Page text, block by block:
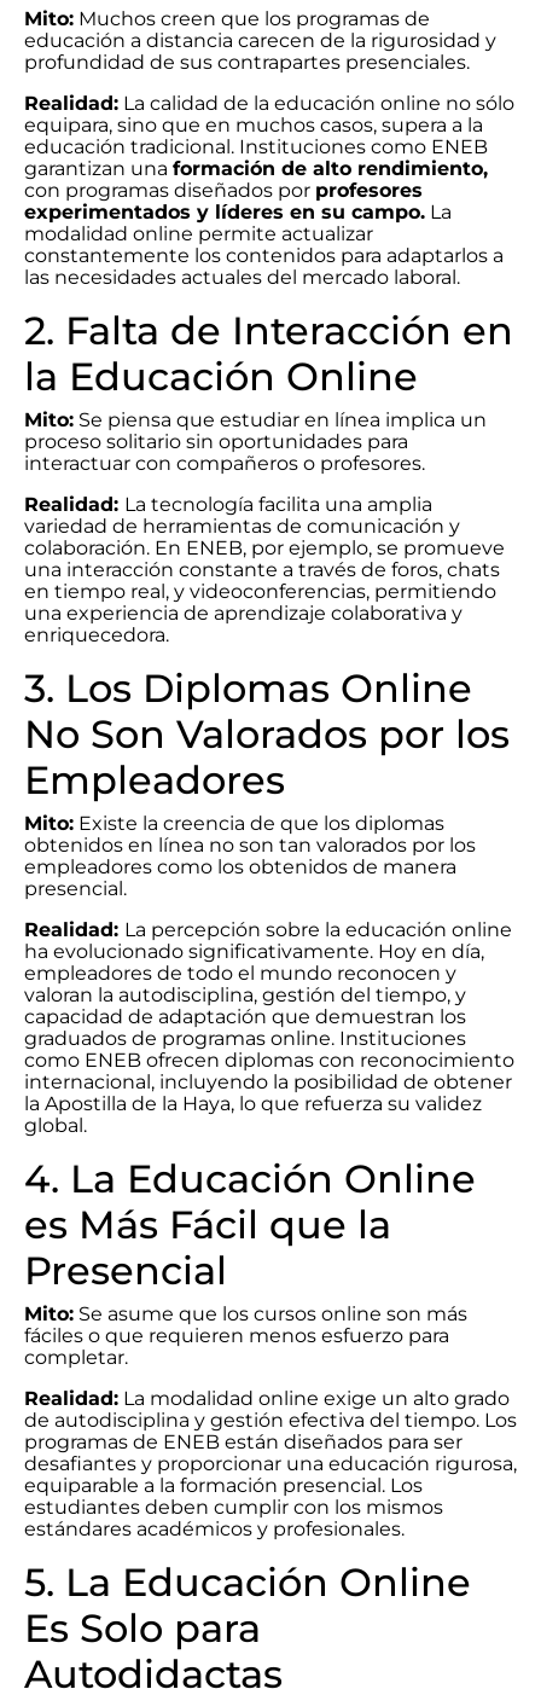
Mito: Muchos creen que los programas de
educación a distancia carecen de la rigurosidad y
profundidad de sus contrapartes presenciales.
Realidad: La calidad de la educación online no sólo
equipara, sino que en muchos casos, supera a la
educación tradicional. Instituciones como ENEB
garantizan una formación de alto rendimiento,
con programas diseñados por profesores
experimentados y líderes en su campo. La
modalidad online permite actualizar
constantemente los contenidos para adaptarlos a
las necesidades actuales del mercado laboral.
2. Falta de Interacción en
la Educación Online
Mito: Se piensa que estudiar en línea implica un
proceso solitario sin oportunidades para
interactuar con compañeros o profesores.
Realidad: La tecnología facilita una amplia
variedad de herramientas de comunicación y
colaboración. En ENEB, por ejemplo, se promueve
una interacción constante a través de foros, chats
en tiempo real, y videoconferencias, permitiendo
una experiencia de aprendizaje colaborativa y
enriquecedora.
3. Los Diplomas Online
No Son Valorados por los
Empleadores
Mito: Existe la creencia de que los diplomas
obtenidos en línea no son tan valorados por los
empleadores como los obtenidos de manera
presencial.
Realidad: La percepción sobre la educación online
ha evolucionado significativamente. Hoy en día,
empleadores de todo el mundo reconocen y
valoran la autodisciplina, gestión del tiempo, y
capacidad de adaptación que demuestran los
graduados de programas online. Instituciones
como ENEB ofrecen diplomas con reconocimiento
internacional, incluyendo la posibilidad de obtener
la Apostilla de la Haya, lo que refuerza su validez
global.
4. La Educación Online
es Más Fácil que la
Presencial
Mito: Se asume que los cursos online son más
fáciles o que requieren menos esfuerzo para
completar.
Realidad: La modalidad online exige un alto grado
de autodisciplina y gestión efectiva del tiempo. Los
programas de ENEB están diseñados para ser
desafiantes y proporcionar una educación rigurosa,
equiparable a la formación presencial. Los
estudiantes deben cumplir con los mismos
estándares académicos y profesionales.
5. La Educación Online
Es Solo para
Autodidactas